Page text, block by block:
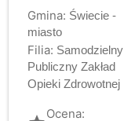
Gmina: Świecie -
miasto
Filia: Samodzielny
Publiczny Zakład
Opieki Zdrowotnej
Ocena: